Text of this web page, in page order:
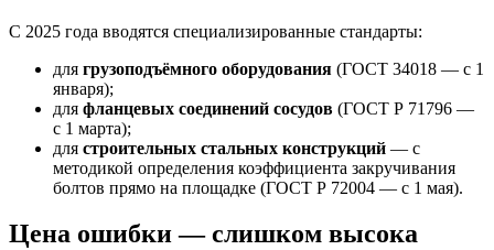
С 2025 года вводятся специализированные стандарты:
для грузоподъёмного оборудования (ГОСТ 34018 — с 1
января);
для фланцевых соединений сосудов (ГОСТ Р 71796 —
с 1 марта);
для строительных стальных конструкций — с
методикой определения коэффициента закручивания
болтов прямо на площадке (ГОСТ Р 72004 — с 1 мая).
Цена ошибки — слишком высока